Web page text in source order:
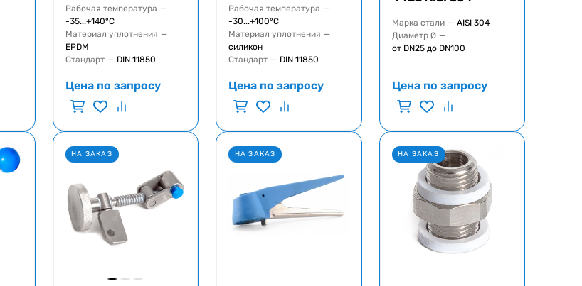
Рабочая температура —
-35...+140°C
Материал уплотнения —
EPDM
Стандарт — DIN 11850
Цена по запросу
Рабочая температура —
-30...+100°C
Материал уплотнения —
силикон
Стандарт — DIN 11850
Цена по запросу
Марка стали — AISI 304
Диаметр Ø —
от DN25 до DN100
Цена по запросу
НА ЗАКАЗ НА ЗАКАЗ НА ЗАКАЗ